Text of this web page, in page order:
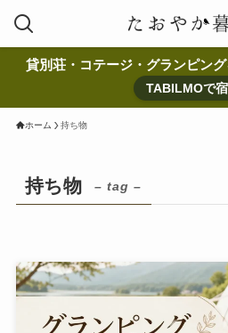
貸別荘・コテージ・グランピン
TABILMOで
ホーム 持ち物
持ち物 – tag –